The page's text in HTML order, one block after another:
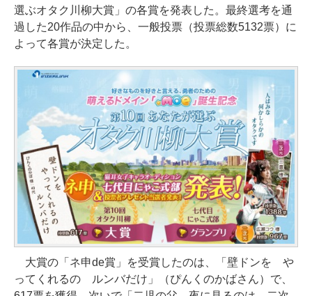
選ぶオタク川柳大賞」の各賞を発表した。最終選考を通
過した20作品の中から、一般投票（投票総数5132票）に
よって各賞が決定した。
大賞の「ネ申de賞」を受賞したのは、「壁ドンを や
ってくれるの ルンバだけ」（ぴんくのかばさん）で、